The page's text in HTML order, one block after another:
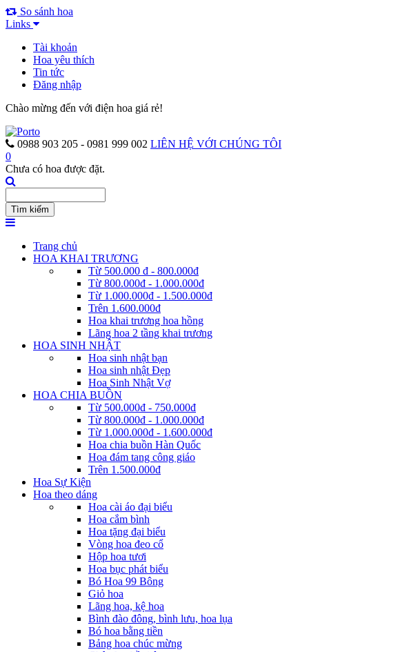
So sánh hoa
Links
Tài khoản
Hoa yêu thích
Tin tức
Đăng nhập
Chào mừng đến với điện hoa giá rẻ!
0988 903 205 - 0981 999 002 LIÊN HỆ VỚI CHÚNG TÔI
0
Chưa có hoa được đặt.
Trang chủ
HOA KHAI TRƯƠNG
Từ 500.000 đ - 800.000đ
Từ 800.000đ - 1.000.000đ
Từ 1.000.000đ - 1.500.000đ
Trên 1.600.000đ
Hoa khai trương hoa hồng
Lãng hoa 2 tầng khai trương
HOA SINH NHẬT
Hoa sinh nhật bạn
Hoa sinh nhật Đẹp
Hoa Sinh Nhật Vợ
HOA CHIA BUỒN
Từ 500.000đ - 750.000đ
Từ 800.000đ - 1.000.000đ
Từ 1.000.000đ - 1.600.000đ
Hoa chia buồn Hàn Quốc
Hoa đám tang công giáo
Trên 1.500.000đ
Hoa Sự Kiện
Hoa theo dáng
Hoa cài áo đại biểu
Hoa cắm bình
Hoa tặng đại biểu
Vòng hoa đeo cổ
Hộp hoa tươi
Hoa bục phát biểu
Bó Hoa 99 Bông
Giỏ hoa
Lãng hoa, kệ hoa
Bình đào đông, bình lưu, hoa lụa
Bó hoa bằng tiền
Bảng hoa chúc mừng